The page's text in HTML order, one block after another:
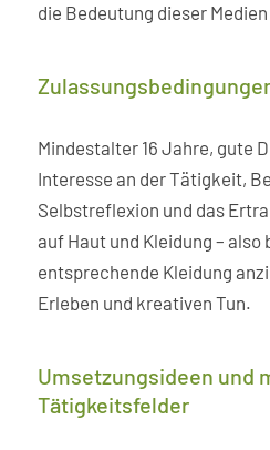
die Bedeutung dieser
Mindestalter 16 Jahre, gute
Interesse an der Tätigkeit,
Selbstreflexion und das
auf Haut und Kleidung –
entsprechende Kleidung
Erleben und kreativen Tun.
Umsetzungsideen und
Tätigkeitsfelder